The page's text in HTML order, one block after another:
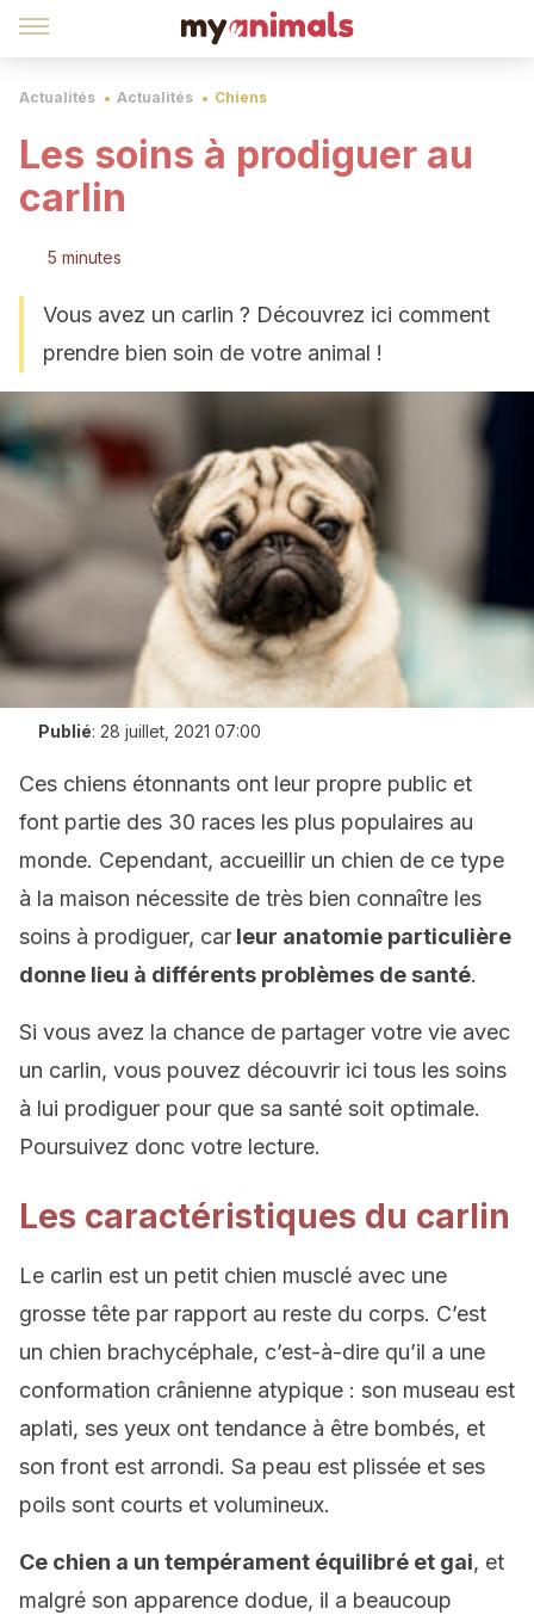
Actualités Actualités Chiens
Les soins à prodiguer au
carlin
5 minutes
Vous avez un carlin ? Découvrez ici comment
prendre bien soin de votre animal !
Publié: 28 juillet, 2021 07:00
Ces chiens étonnants ont leur propre public et
font partie des 30 races les plus populaires au
monde. Cependant, accueillir un chien de ce type
à la maison nécessite de très bien connaître les
soins à prodiguer, car leur anatomie particulière
donne lieu à différents problèmes de santé.
Si vous avez la chance de partager votre vie avec
un carlin, vous pouvez découvrir ici tous les soins
à lui prodiguer pour que sa santé soit optimale.
Poursuivez donc votre lecture.
Les caractéristiques du carlin
Le carlin est un petit chien musclé avec une
grosse tête par rapport au reste du corps. C’est
un chien brachycéphale, c’est-à-dire qu’il a une
conformation crânienne atypique : son museau est
aplati, ses yeux ont tendance à être bombés, et
son front est arrondi. Sa peau est plissée et ses
poils sont courts et volumineux.
Ce chien a un tempérament équilibré et gai, et
malgré son apparence dodue, il a beaucoup